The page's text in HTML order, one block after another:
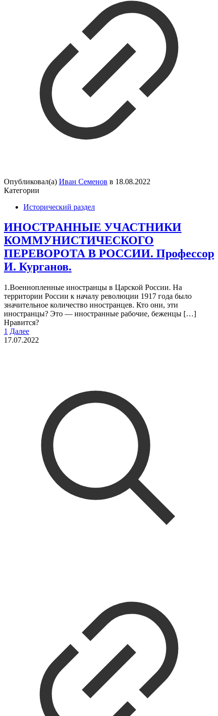
Опубликовал(а) Иван Семенов в 18.08.2022
Категории
Исторический раздел
ИНОСTPАННЫЕ УЧАСТНИКИ
КОММУНИСТИЧЕСКОГО
ПЕРЕВОРОТА В РОССИИ. Профессор
И. Курганов.
1.Военнопленные иностранцы в Царской России. На
территории России к началу революции 1917 года было
значительное количество иностранцев. Кто они, эти
иностранцы? Это — иностранные рабочие, беженцы […]
Нравится?
1 Далее
17.07.2022